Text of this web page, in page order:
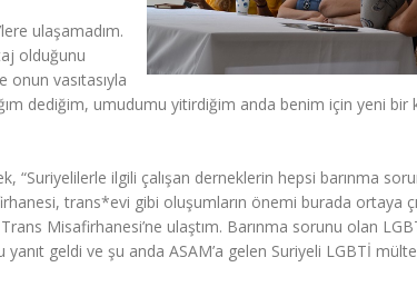
ulaşamadım.
olduğunu
vasıtasıyla
dediğim, umudumu yitirdiğim anda benim için yeni bir
“Suriyelilerle ilgili çalışan derneklerin hepsi barınma
trans*evi gibi oluşumların önemi burada ortaya
Misafirhanesi’ne ulaştım. Barınma sorunu olan
geldi ve şu anda ASAM’a gelen Suriyeli LGBTİ